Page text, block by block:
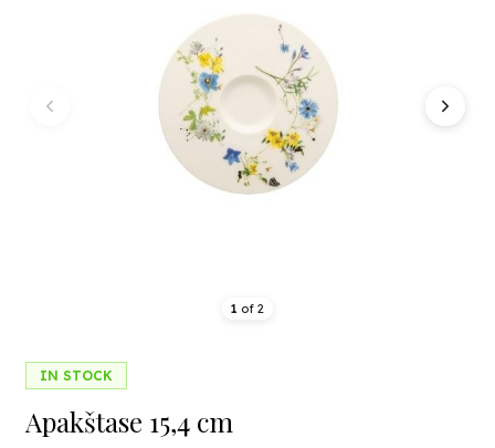
1 of 2
IN STOCK
Apakštase 15,4 cm